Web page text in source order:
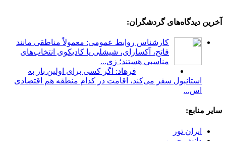
آخرین دیدگاه‌های گردشگران:
کارشناس روابط عمومی: معمولاً مناطقی مانند
فاتح، آکسارای، شیشلی یا کادیکوی انتخاب‌های
مناسبی هستند؛ زی...
فرهاد: اگر کسی برای اولین بار به
استانبول سفر می‌کند، اقامت در کدام منطقه هم اقتصادی
اس...
سایر منابع:
ایران تور